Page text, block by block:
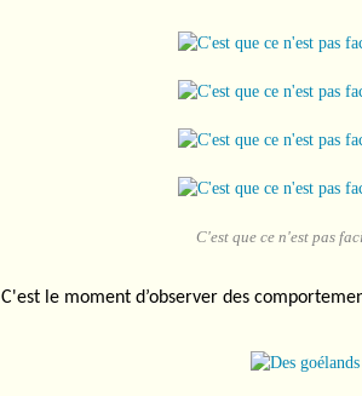
C'est que ce n'est pas
C'est le moment d’observer des